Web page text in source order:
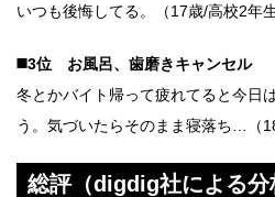
いつも後悔してる。（17歳/高校2年生
◼️3位 お風呂、歯磨きキャンセル
冬とかバイト帰って疲れてると今日
う。気づいたらそのまま寝落ち…（
総評（digdig社による